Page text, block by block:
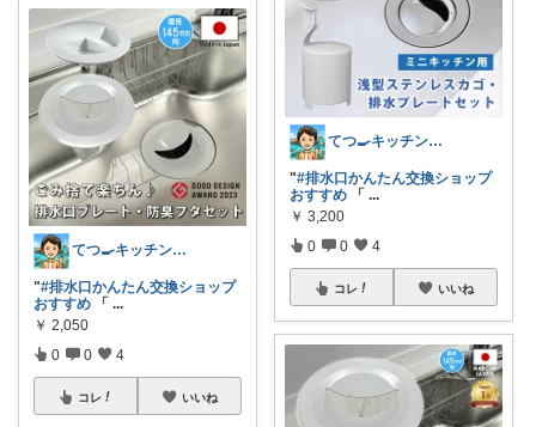
てつ🍳キッチンアイテム｜アイコン変更
"#排水口かんたん交換ショップ
おすすめ 「 ...
￥ 2,050
0 0 4
コレ いいね
てつ🍳キッチンアイテム｜アイコン変更
"#排水口かんたん交換ショップ
おすすめ 「 ...
￥ 3,200
0 0 4
コレ いいね